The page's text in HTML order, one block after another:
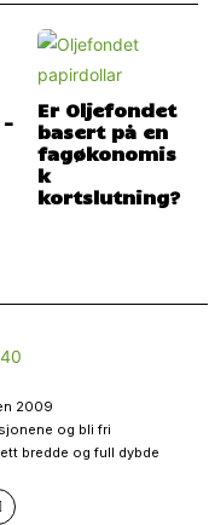
Er Oljefondet
basert på en
fagøkonomis
k
kortslutning?
2009
og bli fri
bredde og full dybde